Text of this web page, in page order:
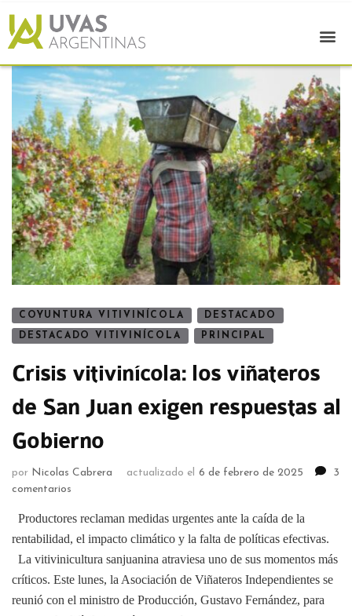
COYUNTURA VITIVINÍCOLA DESTACADO
DESTACADO VITIVINÍCOLA PRINCIPAL
Crisis vitivinícola: los viñateros
de San Juan exigen respuestas al
Gobierno
por Nicolas Cabrera actualizado el 6 de febrero de 2025
3
comentarios
Productores reclaman medidas urgentes ante la caída de la
rentabilidad, el impacto climático y la falta de políticas efectivas.
La vitivinicultura sanjuanina atraviesa uno de sus momentos más
críticos. Este lunes, la Asociación de Viñateros Independientes se
reunió con el ministro de Producción, Gustavo Fernández, para